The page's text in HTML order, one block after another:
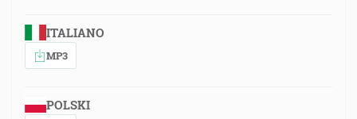
ITALIANO
MP3
POLSKI